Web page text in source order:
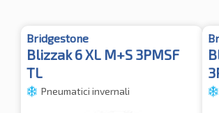
Bridgestone
Blizzak 6 XL M+S 3PMSF
TL
Pneumatici invernali